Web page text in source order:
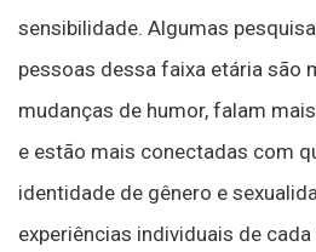
sensibilidade. Algumas
pessoas dessa faixa etária são
mudanças de humor, falam
e estão mais conectadas com
identidade de gênero e
experiências individuais de